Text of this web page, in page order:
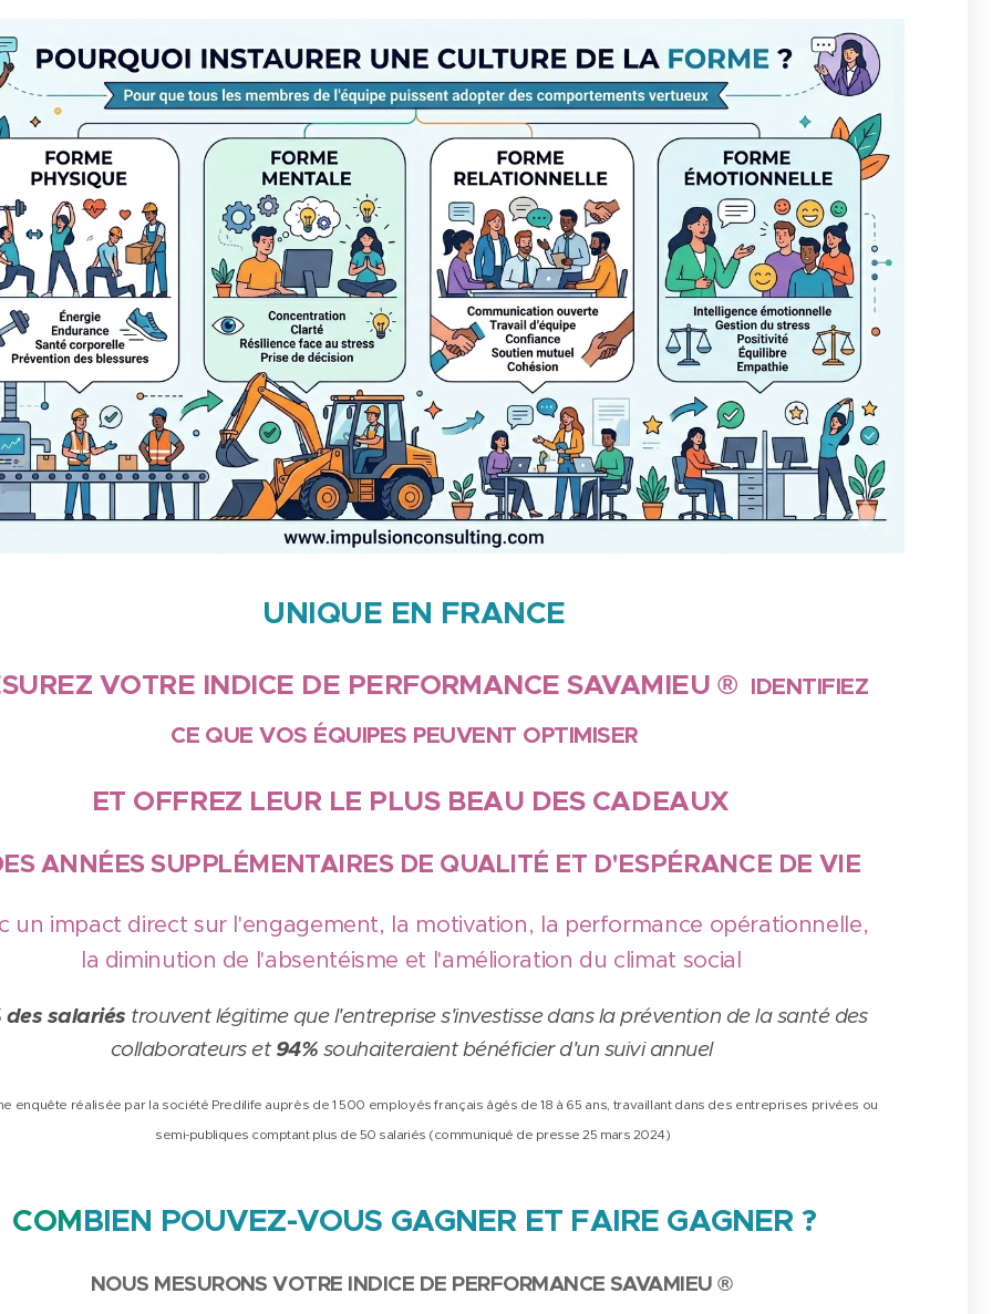
UNIQUE EN FRANCE
VOTRE INDICE DE PERFORMANCE SAVAMIEU ® IDENTIFIEZ
CE QUE VOS ÉQUIPES PEUVENT OPTIMISER
ET OFFREZ LEUR LE PLUS BEAU DES CADEAUX
ANNÉES SUPPLÉMENTAIRES DE QUALITÉ ET D'ESPÉRANCE DE VIE
un impact direct sur l'engagement, la motivation, la performance opérationnelle,
la diminution de l'absentéisme et l'amélioration du climat social
des salariés trouvent légitime que l'entreprise s'investisse dans la prévention de la santé des
collaborateurs et 94% souhaiteraient bénéficier d'un suivi annuel
enquête réalisée par la société Predilife auprès de 1 500 employés français âgés de 18 à 65 ans, travaillant dans des entreprises privées ou
semi-publiques comptant plus de 50 salariés (communiqué de presse 25 mars 2024)
COMBIEN POUVEZ-VOUS GAGNER ET FAIRE GAGNER ?
NOUS MESURONS VOTRE INDICE DE PERFORMANCE SAVAMIEU ®